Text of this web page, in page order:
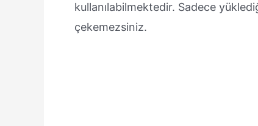
kullanılabilmektedir. Sadece
çekemezsiniz.